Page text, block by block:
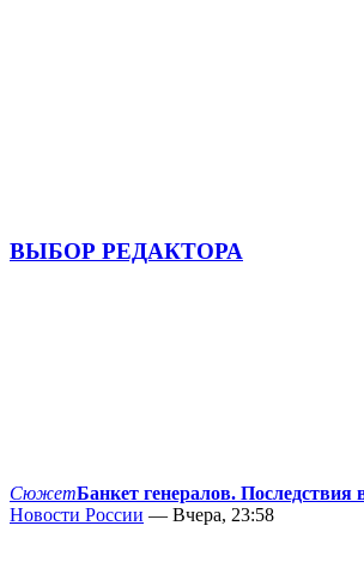
ВЫБОР РЕДАКТОРА
СюжетБанкет генералов.
Новости России — Вчера, 23:58